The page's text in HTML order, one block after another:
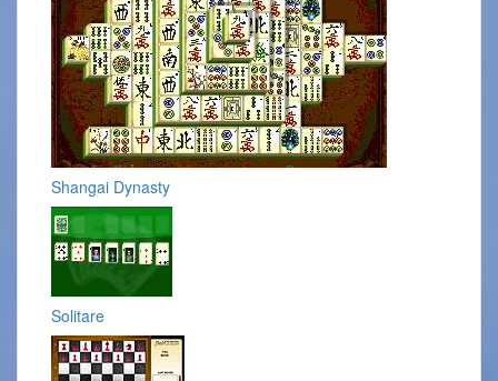
Shangai Dynasty
Solitare